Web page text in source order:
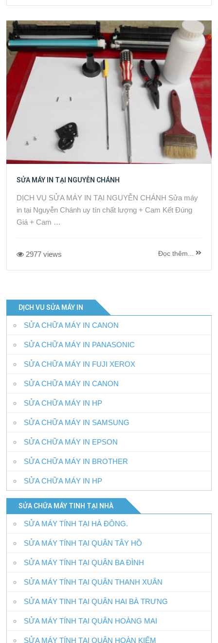
SỬA MÁY IN TẠI NGUYỄN CHÁNH
DỊCH VỤ SỬA MÁY IN TẠI NGUYỄN CHÁNH Sửa máy
in tại Nguyễn Chánh uy tín chất lượng + Cam Kết Đúng
Giá + Cam …
2977 views Đọc thêm...
DỊCH VU SỬA MÁY IN
SỬA CHỮA MÁY IN CANON
SỬA CHỮA MÁY IN PANASONIC
SỬA CHỮA MÁY IN FUJI XEROX
SỬA CHỮA MÁY IN CANON
SỬA CHỮA MÁY IN HP
SỬA CHỮA MÁY IN SAMSUNG
SỬA CHỮA MÁY IN EPSON
SỬA CHỮA MÁY IN BROTHER
SỬA CHỮA MÁY IN HP
SỬA CHỮA MÁY TINH TẠI NHÀ
SỬA MÁY TÍNH TẠI HÀ ĐÔNG.
SỬA MÁY TÍNH TẠI QUẬN TÂY HỒ
SỬA MÁY TÍNH TẠI QUẬN BA ĐÌNH
SỬA MÁY TÍNH TẠI QUẬN THANH XUÂN
SỬA MÁY TINH TẠI QUẬN HAI BÀ TRƯNG
SỬA MÁY TÍNH TẠI QUÂN HOÀNG MAI
SỬA MÁY TÍNH TẠI QUẬN HOÀN KIẾM